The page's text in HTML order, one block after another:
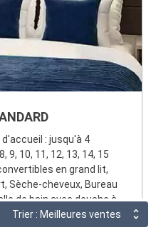
Trier : Meilleures ventes
: jusqu'à 4
10, 11, 12, 13, 14, 15
en grand lit,
Sèche-cheveux, Bureau
de bain avec douche à
accessibles pour les